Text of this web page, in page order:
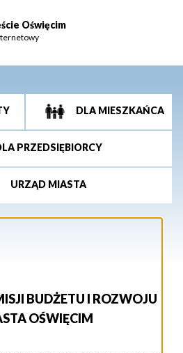
Oświęcim
DLA MIESZKAŃCA
PRZEDSIĘBIORCY
URZĄD MIASTA
BUDŻETU I ROZWOJU
OŚWIĘCIM